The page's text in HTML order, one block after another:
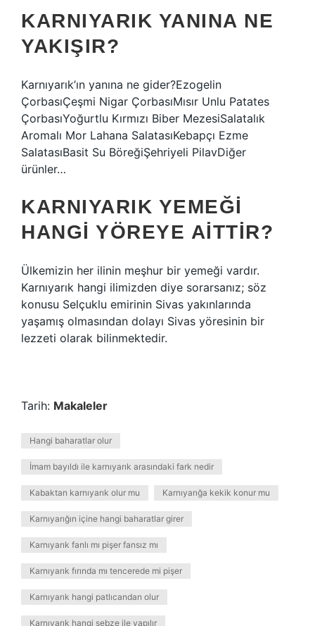
KARNIYARIK YANINA NE
YAKIŞIR?
Karnıyarık’ın yanına ne gider?Ezogelin
ÇorbasıÇeşmi Nigar ÇorbasıMısır Unlu Patates
ÇorbasıYoğurtlu Kırmızı Biber MezesiSalatalık
Aromalı Mor Lahana SalatasıKebapçı Ezme
SalatasıBasit Su BöreğiŞehriyeli PilavDiğer
ürünler…
KARNIYARIK YEMEĞI
HANGI YÖREYE AITTIR?
Ülkemizin her ilinin meşhur bir yemeği vardır.
Karnıyarık hangi ilimizden diye sorarsanız; söz
konusu Selçuklu emirinin Sivas yakınlarında
yaşamış olmasından dolayı Sivas yöresinin bir
lezzeti olarak bilinmektedir.
Tarih: Makaleler
Hangi baharatlar olur
İmam bayıldı ile karnıyarık arasındaki fark nedir
Kabaktan karnıyarık olur mu Karnıyarığa kekik konur mu
Karnıyarığın içine hangi baharatlar girer
Karnıyarık fanlı mı pişer fansız mı
Karnıyarık fırında mı tencerede mi pişer
Karnıyarık hangi patlıcandan olur
Karnıyarık hangi sebze ile yapılır